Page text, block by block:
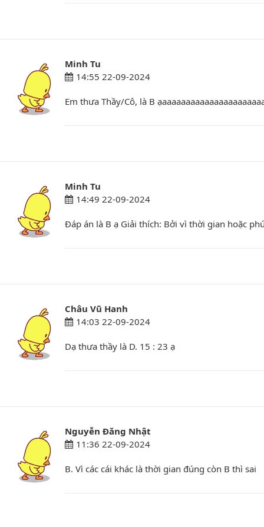
Minh Tu
14:55 22-09-2024
Em thưa Thầy/Cô, là B
Minh Tu
14:49 22-09-2024
Đáp án là B ạ Giải thích: Bởi vì thời gian hoặc
Châu Vũ Hanh
14:03 22-09-2024
Dạ thưa thầy là D. 15 : 23 ạ
Nguyễn Đăng Nhật
11:36 22-09-2024
B. Vì các cái khác là thời gian đúng còn B thì sai